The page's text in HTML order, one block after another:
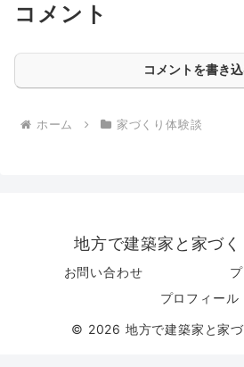
コメント
コメントを書き
ホーム 家づくり体験談
地方で建築家と家づ
お問い合わせ
プロフィール
© 2026 地方で建築家と家